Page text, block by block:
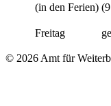
(in den Ferien)
Freitag
© 2026 Amt für